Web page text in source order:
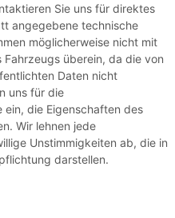
Sie uns für direktes
angegebene technische
möglicherweise nicht mit
überein, da die von
Daten nicht
uns für die
ein, die Eigenschaften des
Wir lehnen jede
Unstimmigkeiten ab, die in
darstellen.